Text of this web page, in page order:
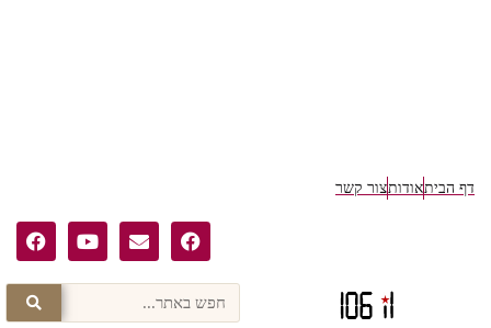
דף הביתאודותצור קשר